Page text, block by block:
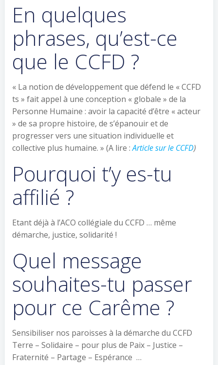
En quelques
phrases, qu’est-ce
que le CCFD ?
« La notion de développement que défend le « CCFD
ts » fait appel à une conception « globale » de la
Personne Humaine : avoir la capacité d’être « acteur
» de sa propre histoire, de s’épanouir et de
progresser vers une situation individuelle et
collective plus humaine. » (A lire :Article sur le CCFD)
Pourquoi t’y es-tu
affilié ?
Etant déjà à l’ACO collégiale du CCFD … même
démarche, justice, solidarité !
Quel message
souhaites-tu passer
pour ce Carême ?
Sensibiliser nos paroisses à la démarche du CCFD
Terre – Solidaire – pour plus de Paix – Justice –
Fraternité – Partage – Espérance …